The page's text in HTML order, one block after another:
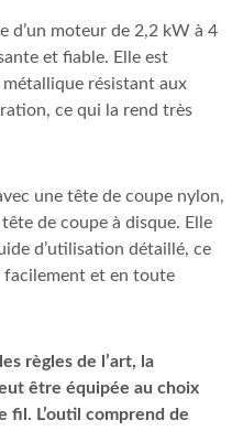
d’un moteur de 2,2 kW à 4
et fiable. Elle est
métallique résistant aux
ce qui la rend très
une tête de coupe nylon,
de coupe à disque. Elle
d’utilisation détaillé, ce
facilement et en toute
règles de l’art, la
être équipée au choix
fil. L’outil comprend de